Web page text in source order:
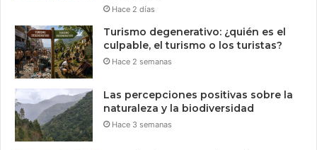
Hace 2 días
Turismo degenerativo: ¿quién es el
culpable, el turismo o los turistas?
Hace 2 semanas
Las percepciones positivas sobre la
naturaleza y la biodiversidad
Hace 3 semanas